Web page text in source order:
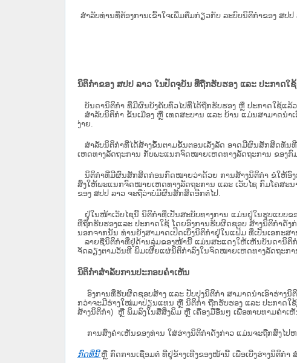
ສໍາລັບທ່ານທີ່ຕ້ອງການເຂົ້າໃຈເພີ່ມຕື່ມກ່ຽວກັບ ລະບົບນິຕິກຳຂອງ ສປປ
ນິຕິກຳຂອງ ສປປ ລາວ ໃນປັດຈຸບັນ ທີ່ຖືກ​ຮັບ​ຮອງ ແລະ ປະກາດໃ
ບັນດານິຕິກໍາ ທີ່ມີຜົນບັງຄັບທົ່ວໄປທີ່ໄດ້ຖືກ​ຮັບ​ຮອງ ຫຼື ປະກາດໃຊ້ແ
ສຳລັບນິ​ຕິ​ກຳ ຂັ້ນເມືອງ ຫຼື ເທດ​ສະ​ບານ ແລະ ບ້ານ ແມ່ນສາມາດນຳ
ງ່າຍ.
ສໍາລັບນິຕິກໍາທີ່ໄດ້ສ້າງຂຶ້ນຕາມຂັ້ນຕອນເລັ່ງລັດ ອາດມີຜົນສັກສິດທັນ
ເຫດທາງລັດຖະການ ກັບ​ພະແນກຈົດ​ໝາຍ​ເຫດ​ທາງ​ລັດ​ຖະ​ການ​ ຂອງ
ນິ​ຕິ​ກຳ​ທີ່​ມີ​ຜົນ​ສັກ​ສິດ​ກ່ອນ​ກົດ​ໝາຍ​ວ່າ​ດ້ວຍ​ ການ​ສ້າງ​ນິ​ຕິ​ກຳ ຂໍໃຫ້ອົງ​
ສົ່ງໃຫ້​ພະແນກຈົດ​ໝາຍ​ເຫດ​ທາງ​ລັດ​ຖະ​ການ ແລະ ເວັບໄຊ​ ກົມໂຄສະ
ຂອງ ສປ​ປ ລາວ ​ຈະຖື​ວ່າບໍ່​ມີ​ຜົນ​ສັກ​ສິດ​ອີກ​ຕໍ່​ໄປ.
ຢູ່ໃນໜ້າ​ເວັບ​ໄຊ​ນີ້ ນິຕິກຳທີ່ເປັນສະບັບທາງການ ແມ່ນຢູ່ໃນຮູບແບບຂອ
ທີ່ຖືກຮັບຮອງແລະ ປະກາດໃຊ້ ໂດຍອົງການຮັບຜິດຊອບ ສ້າງນິຕິກຳດັ່ງກ່
ນອກຈາກນັ້ນ ທ່ານຍັງສາມາດເປີດເບິ່ງນິຕິກຳຢູ່ໃນແຟ້ມ ທີ່ເປັນເອກະສ
ລາຍຊື່ນິຕິກຳທີ່ຢູ່ດ້ານລຸ່ມຂອງໜ້ານີ້ ແມ່ນສະແດງໃຫ້ເຫັນບັນດານິຕິ
ຈັດລຽງຕາມວັນທີ ພິມເຜີຍແຜ່ນິຕິກຳລົງໃນຈົດໝາຍເຫດທາງລັດຖະກ
ນິຕິກຳສຳລັບການປະກອບຄຳເຫັນ
ອົງການທີ່ຮັບຜິດຊອບສ້າງ ແລະ ປັບປຸງນິຕິກຳ ສາມາດນຳເອົາຮ່າງ
ກວ່າຈະມີຮ່າງໃໝ່ມາປ່ຽນແທນ ຫຼື ນິຕິກໍາ ຖືກຮັບຮອງ ແລະ ປະກາດໃຊ້
ສ້າງນິຕິກຳ) ຫຼື ພິມລົງໃນສື່ສິ່ງພິມ ຫຼື ເຄື່ອງມືອື່ນໆ ເພື່ອທາບທາມຄໍາເ
ການສົ່ງຄໍາເຫັນຂອງທ່ານ ໃສ່ຮ່າງນິຕິກຳດັ່ງກ່າວ ແມ່ນຈະຖືກສົ່ງໄປ
ກົດທີ່ນີ້ ຫຼື ກົດການເຊື່ອມຕໍ່ ທີ່ຢູ່ຂ້າງເທີງຂອງໜ້ານີ້ ເພື່ອເບີ່ງຮ່າງນິຕິກໍ